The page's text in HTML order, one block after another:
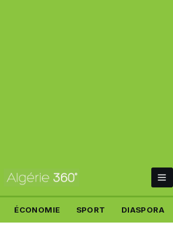
ÉCONOMIE SPORT DIASPORA